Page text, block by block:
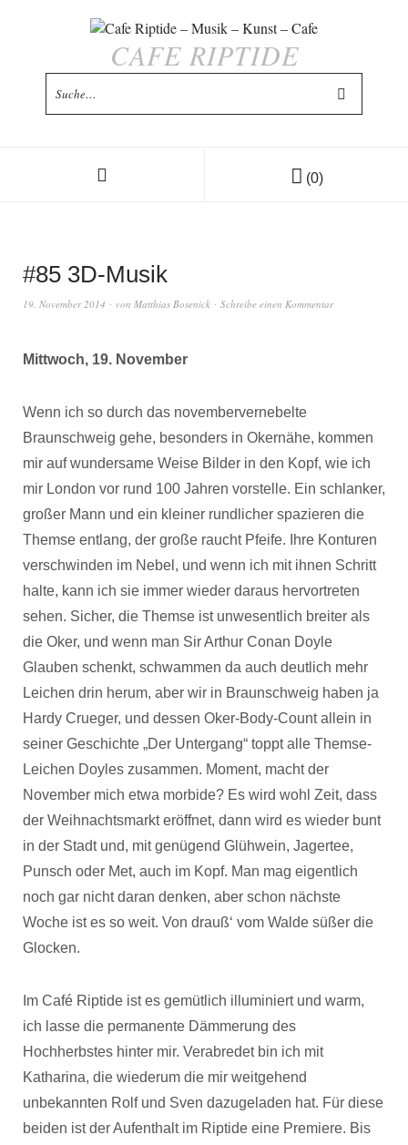
CAFE RIPTIDE
(0)
#85 3D-Musik
19. November 2014 von Matthias Bosenick Schreibe einen Kommentar
Mittwoch, 19. November
Wenn ich so durch das novembervernebelte
Braunschweig gehe, besonders in Okernähe, kommen
mir auf wundersame Weise Bilder in den Kopf, wie ich
mir London vor rund 100 Jahren vorstelle. Ein schlanker,
großer Mann und ein kleiner rundlicher spazieren die
Themse entlang, der große raucht Pfeife. Ihre Konturen
verschwinden im Nebel, und wenn ich mit ihnen Schritt
halte, kann ich sie immer wieder daraus hervortreten
sehen. Sicher, die Themse ist unwesentlich breiter als
die Oker, und wenn man Sir Arthur Conan Doyle
Glauben schenkt, schwammen da auch deutlich mehr
Leichen drin herum, aber wir in Braunschweig haben ja
Hardy Crueger, und dessen Oker-Body-Count allein in
seiner Geschichte „Der Untergang“ toppt alle Themse-
Leichen Doyles zusammen. Moment, macht der
November mich etwa morbide? Es wird wohl Zeit, dass
der Weihnachtsmarkt eröffnet, dann wird es wieder bunt
in der Stadt und, mit genügend Glühwein, Jagertee,
Punsch oder Met, auch im Kopf. Man mag eigentlich
noch gar nicht daran denken, aber schon nächste
Woche ist es so weit. Von drauß‘ vom Walde süßer die
Glocken.
Im Café Riptide ist es gemütlich illuminiert und warm,
ich lasse die permanente Dämmerung des
Hochherbstes hinter mir. Verabredet bin ich mit
Katharina, die wiederum die mir weitgehend
unbekannten Rolf und Sven dazugeladen hat. Für diese
beiden ist der Aufenthalt im Riptide eine Premiere. Bis